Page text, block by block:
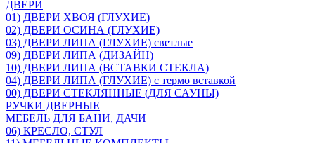
ДВЕРИ
01) ДВЕРИ ХВОЯ (ГЛУХИЕ)
02) ДВЕРИ ОСИНА (ГЛУХИЕ)
03) ДВЕРИ ЛИПА (ГЛУХИЕ) светлые
09) ДВЕРИ ЛИПА (ДИЗАЙН)
10) ДВЕРИ ЛИПА (ВСТАВКИ СТЕКЛА)
04) ДВЕРИ ЛИПА (ГЛУХИЕ) с термо вставкой
00) ДВЕРИ СТЕКЛЯННЫЕ (ДЛЯ САУНЫ)
РУЧКИ ДВЕРНЫЕ
МЕБЕЛЬ ДЛЯ БАНИ, ДАЧИ
06) КРЕСЛО, СТУЛ